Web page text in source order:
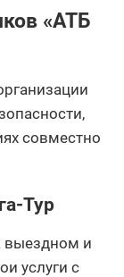
«АТБ
совместно
Тур
выездном и
услуги с